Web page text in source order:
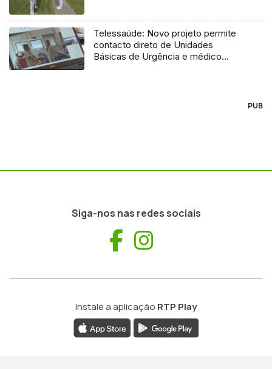
Telessaúde: Novo projeto permite
contacto direto de Unidades
Básicas de Urgência e médico
PUB
Siga-nos nas redes sociais
Facebook
Instale a aplicação RTP Play